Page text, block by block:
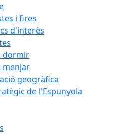
i fires
d'interès
dormir
menjar
geogràfica
de l'Espunyola